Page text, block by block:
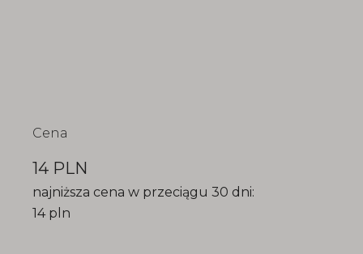
Cena
14 PLN
najniższa cena w przeciągu 30 dni:
14 pln